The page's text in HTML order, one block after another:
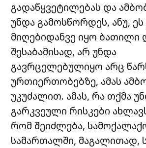
გადაწყვეტილებას და
უნდა გამოსწორდეს, ანუ, ეს
მიღებიდანვე იყო ბათილი
შესაბამისად, არ უნდა
გავრცელებულიყო არც
ურთიერთობებზე, ამას
უკუძალით. ამას, რა თქმა
გარკვეული რისკები
რომ შეიძლება,
სამართალში, მაგალითად,